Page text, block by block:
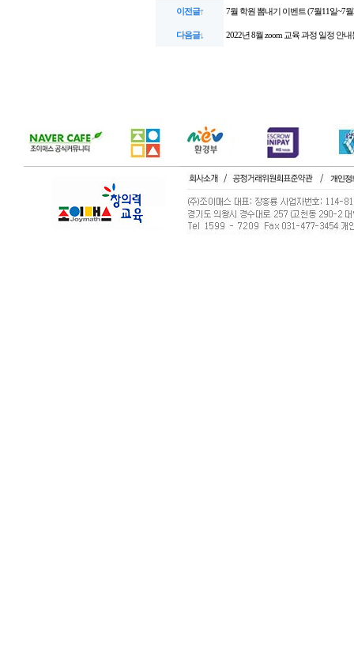
이전글↑ 7월 학원 뽐내기 이벤트 (7월11일~7
다음글↓ 2022년 8월 zoom 교육 과정 일정 안내